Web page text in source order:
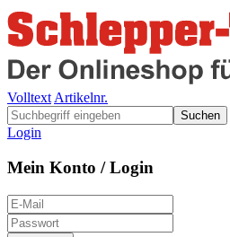
Volltext Artikelnr.
Suchen
Login
Mein Konto / Login